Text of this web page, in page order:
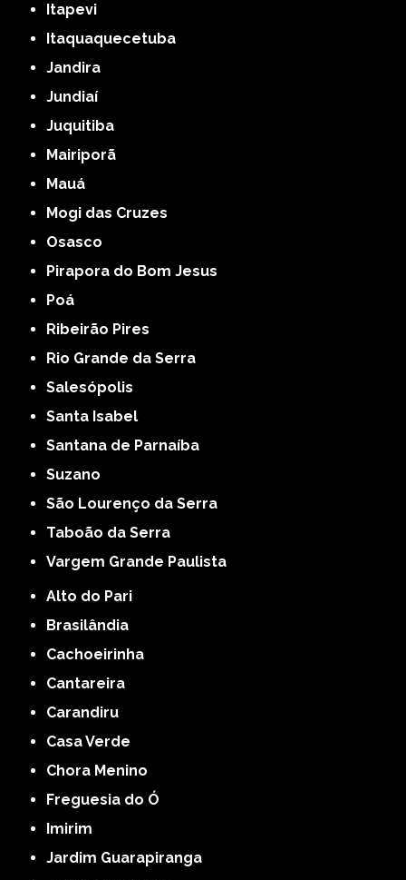
Itapevi
Itaquaquecetuba
Jandira
Jundiaí
Juquitiba
Mairiporã
Mauá
Mogi das Cruzes
Osasco
Pirapora do Bom Jesus
Poá
Ribeirão Pires
Rio Grande da Serra
Salesópolis
Santa Isabel
Santana de Parnaíba
Suzano
São Lourenço da Serra
Taboão da Serra
Vargem Grande Paulista
Alto do Pari
Brasilândia
Cachoeirinha
Cantareira
Carandiru
Casa Verde
Chora Menino
Freguesia do Ó
Imirim
Jardim Guarapiranga